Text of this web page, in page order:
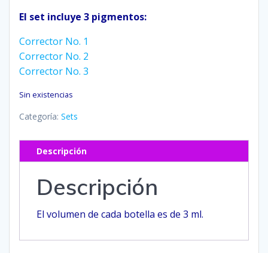
El set incluye 3 pigmentos:
Corrector No. 1
Corrector No. 2
Corrector No. 3
Sin existencias
Categoría: Sets
Descripción
Descripción
El volumen de cada botella es de 3 ml.